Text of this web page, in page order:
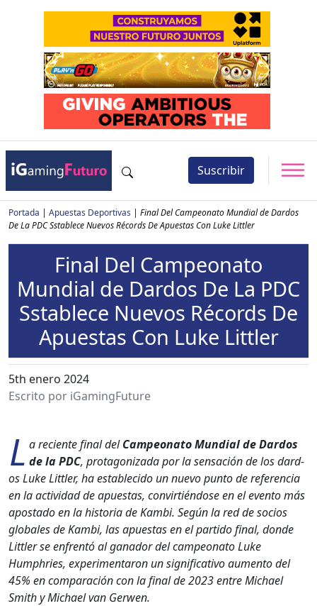
Suscribir
Portada | Apuestas Deportivas | Final Del Campeonato Mundial de Dardos
De La PDC Sstablece Nuevos Récords De Apuestas Con Luke Littler
Final Del Campeonato
Mundial de Dardos De La PDC
Sstablece Nuevos Récords De
Apuestas Con Luke Littler
5th enero 2024
Escrito por iGamingFuture
L a reciente final delCampe­ona­to Mundi­al de Dar­d­os
de la PDC, pro­tag­on­i­za­da por la sen­sación de los dar­d­
os Luke Lit­tler, ha estable­ci­do un nue­vo pun­to de ref­er­en­cia
en la activi­dad de apues­tas, con­vir­tién­dose en el even­to más
apos­ta­do en la his­to­ria de Kam­bi. Según la red de socios
glob­ales de Kam­bi, las apues­tas en el par­tido final, donde
Lit­tler se enfren­tó al ganador del campe­ona­to Luke
Humphries, exper­i­men­ta­ron un sig­ni­fica­ti­vo aumen­to del
45% en com­para­ción con la final de 2023 entre Michael
Smith y Michael van Ger­wen.